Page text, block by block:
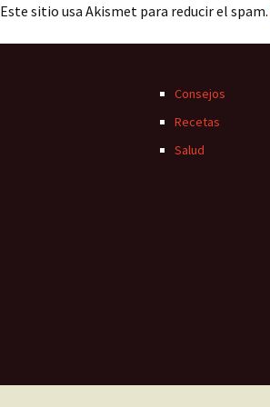
Este sitio usa Akismet para reducir el spam.
Consejos
Recetas
Salud